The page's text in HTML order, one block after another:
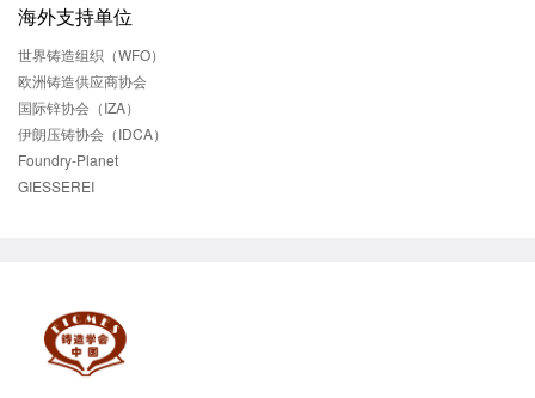
海外支持单位
世界铸造组织（WFO）
欧洲铸造供应商协会
国际锌协会（IZA）
伊朗压铸协会（IDCA）
Foundry-Planet
GIESSEREI